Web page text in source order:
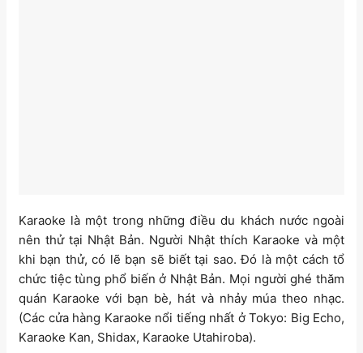
Karaoke là một trong những điều du khách nước ngoài
nên thử tại Nhật Bản. Người Nhật thích Karaoke và một
khi bạn thử, có lẽ bạn sẽ biết tại sao. Đó là một cách tổ
chức tiệc tùng phổ biến ở Nhật Bản. Mọi người ghé thăm
quán Karaoke với bạn bè, hát và nhảy múa theo nhạc.
(Các cửa hàng Karaoke nổi tiếng nhất ở Tokyo: Big Echo,
Karaoke Kan, Shidax, Karaoke Utahiroba).